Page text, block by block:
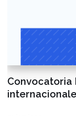
Convocatoria